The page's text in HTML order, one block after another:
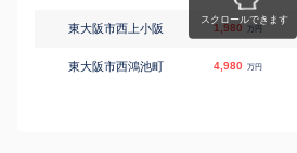
東大阪市西上小阪 1,980 万円
東大阪市西鴻池町 4,980 万円